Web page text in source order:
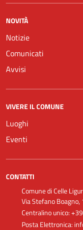
NOVITÀ
Notizie
Comunicati
Avvisi
VIVERE IL COMUNE
Luoghi
Eventi
CONTATTI
Comune di Celle
Via Stefano Boagno,
Centralino unico:
Posta Elettronica: